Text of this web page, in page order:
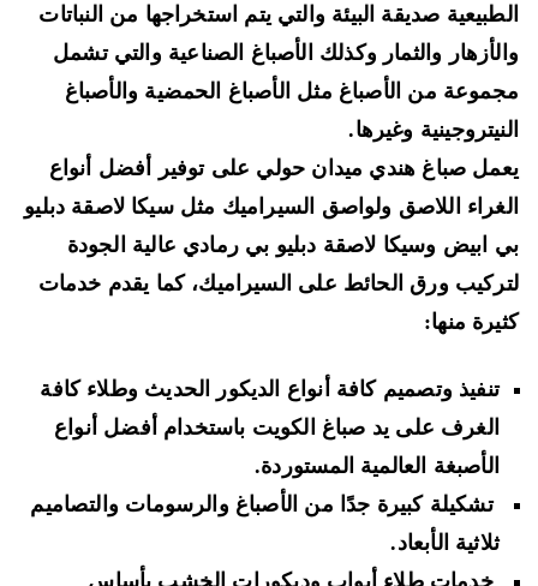
صديقة البيئة والتي يتم استخراجها من النباتات
والثمار وكذلكالأصباغ الصناعيةوالتي تشمل
من الأصباغ مثلالأصباغ الحمضية والأصباغ
وغيرها.
صباغ هندي ميدان حولي على توفير أفضل أنواع
اللاصقولواصق السيراميك مثلسيكا لاصقة دبليو
ابيض وسيكا لاصقة دبليو بي رماديعالية الجودة
ورق الحائط على السيراميك، كما يقدم خدمات
منها:
تنفيذ وتصميم كافة أنواع الديكور الحديث وطلاء كافة
الغرف على يد صباغ الكويت باستخدام أفضل أنواع
الأصبغة العالمية المستوردة.
تشكيلة كبيرة جدًا من الأصباغ والرسومات والتصاميم
ثلاثية الأبعاد.